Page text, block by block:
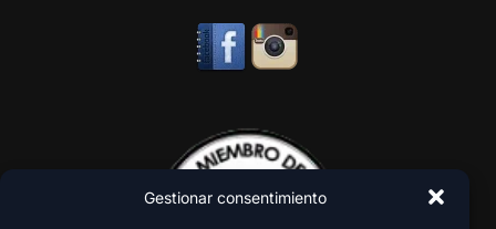
Gestionar consentimiento